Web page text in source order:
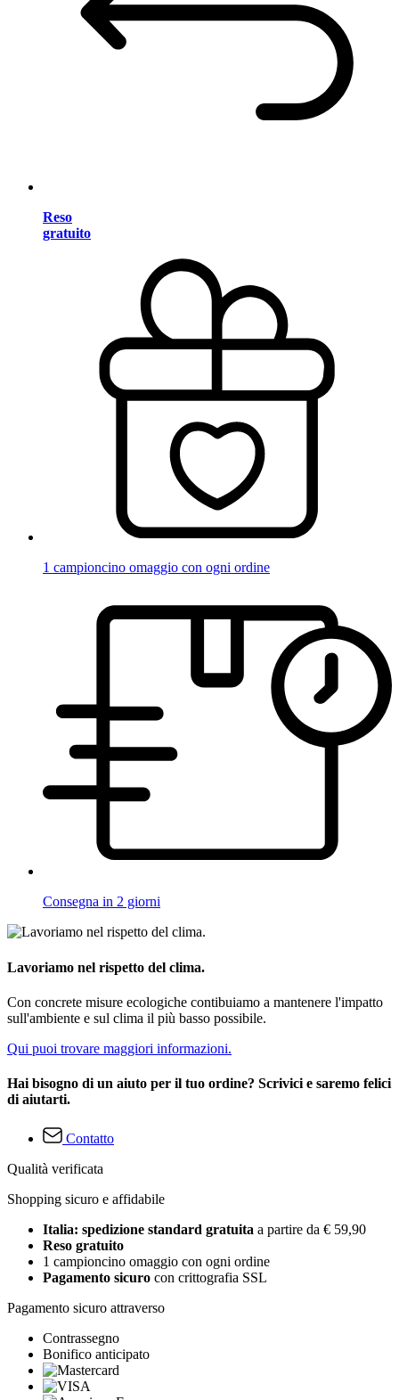
Reso
gratuito
1 campioncino omaggio con ogni ordine
Consegna in 2 giorni
Lavoriamo nel rispetto del clima.
Con concrete misure ecologiche contibuiamo a mantenere l'impatto
sull'ambiente e sul clima il più basso possibile.
Qui puoi trovare maggiori informazioni.
Hai bisogno di un aiuto per il tuo ordine? Scrivici e saremo felici
di aiutarti.
Contatto
Qualità verificata
Shopping sicuro e affidabile
Italia: spedizione standard gratuita a partire da € 59,90
Reso gratuito
1 campioncino omaggio con ogni ordine
Pagamento sicuro con crittografia SSL
Pagamento sicuro attraverso
Contrassegno
Bonifico anticipato